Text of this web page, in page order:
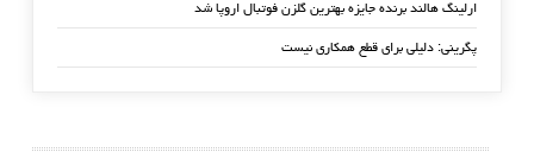
ارلینگ هالند برنده جایزه بهترین گلزن فوتبال اروپا شد
پگرینی: دلیلی برای قطع همکاری نیست